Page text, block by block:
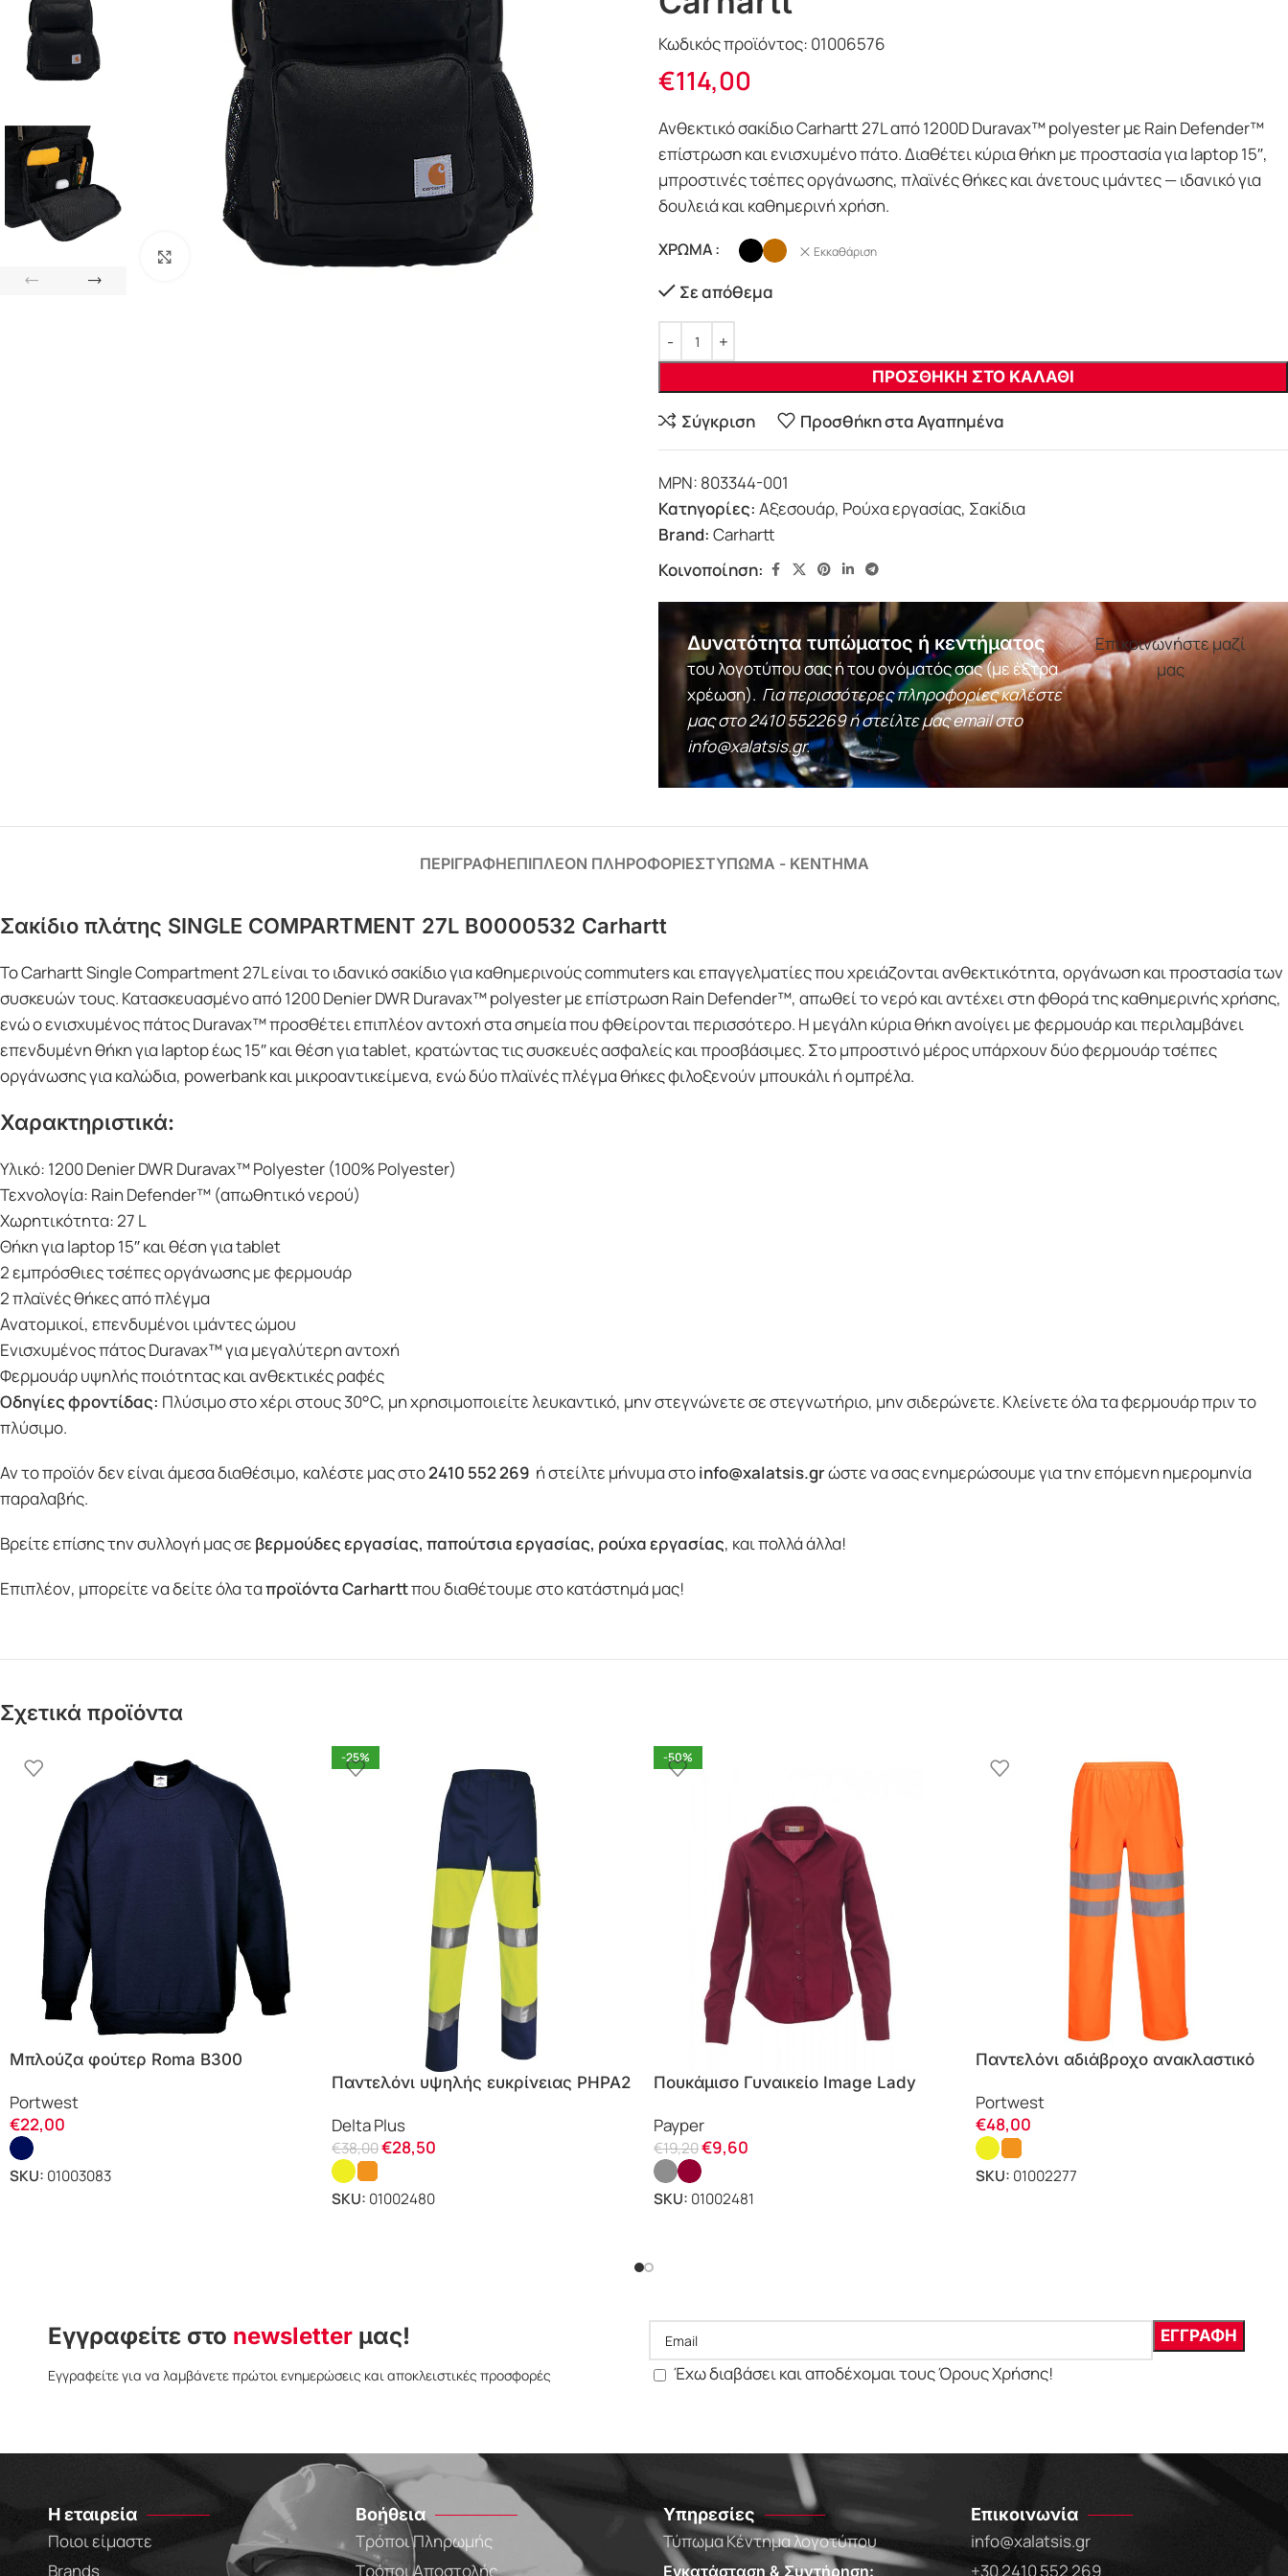
Click to enlarge
Κωδικός προϊόντος: 01006576
€114,00
Ανθεκτικό σακίδιο Carhartt 27L από 1200D Duravax™ polyester με Rain Defender™
επίστρωση και ενισχυμένο πάτο. Διαθέτει κύρια θήκη με προστασία για laptop 15″,
μπροστινές τσέπες οργάνωσης, πλαϊνές θήκες και άνετους ιμάντες — ιδανικό για
δουλειά και καθημερινή χρήση.
ΧΡΩΜΑ Εκκαθάριση
Σε απόθεμα
ΠΡΟΣΘΗΚΗ ΣΤΟ ΚΑΛΑΘΙ
Σύγκριση Προσθήκη στα Αγαπημένα
MPN: 803344-001
Κατηγορίες: Αξεσουάρ, Ρούχα εργασίας, Σακίδια
Brand: Carhartt
Κοινοποίηση:
Δυνατότητα τυπώματος ή κεντήματος
του λογοτύπου σας ή του ονόματός σας (με έξτρα
χρέωση). Για περισσότερες πληροφορίες καλέστε
μας στο2410 552269ή στείλτε μας email στο
info@xalatsis.gr.
Επικοινωνήστε μαζί
μας
ΠΕΡΙΓΡΑΦΗΕΠΙΠΛΕΟΝ ΠΛΗΡΟΦΟΡΙΕΣΤΥΠΩΜΑ - ΚΕΝΤΗΜΑ
Σακίδιο πλάτης SINGLE COMPARTMENT 27L B0000532 Carhartt
Το Carhartt Single Compartment 27L είναι το ιδανικό σακίδιο για καθημερινούς commuters και επαγγελματίες που χρειάζονται ανθεκτικότητα, οργάνωση και προστασία των
συσκευών τους. Κατασκευασμένο από 1200 Denier DWR Duravax™ polyester με επίστρωση Rain Defender™, απωθεί το νερό και αντέχει στη φθορά της καθημερινής χρήσης,
ενώ ο ενισχυμένος πάτος Duravax™ προσθέτει επιπλέον αντοχή στα σημεία που φθείρονται περισσότερο. Η μεγάλη κύρια θήκη ανοίγει με φερμουάρ και περιλαμβάνει
επενδυμένη θήκη για laptop έως 15″ και θέση για tablet, κρατώντας τις συσκευές ασφαλείς και προσβάσιμες. Στο μπροστινό μέρος υπάρχουν δύο φερμουάρ τσέπες
οργάνωσης για καλώδια, powerbank και μικροαντικείμενα, ενώ δύο πλαϊνές πλέγμα θήκες φιλοξενούν μπουκάλι ή ομπρέλα.
Χαρακτηριστικά:
Υλικό: 1200 Denier DWR Duravax™ Polyester (100% Polyester)
Τεχνολογία: Rain Defender™ (απωθητικό νερού)
Χωρητικότητα: 27 L
Θήκη για laptop 15″ και θέση για tablet
2 εμπρόσθιες τσέπες οργάνωσης με φερμουάρ
2 πλαϊνές θήκες από πλέγμα
Ανατομικοί, επενδυμένοι ιμάντες ώμου
Ενισχυμένος πάτος Duravax™ για μεγαλύτερη αντοχή
Φερμουάρ υψηλής ποιότητας και ανθεκτικές ραφές
Οδηγίες φροντίδας: Πλύσιμο στο χέρι στους 30°C, μη χρησιμοποιείτε λευκαντικό, μην στεγνώνετε σε στεγνωτήριο, μην σιδερώνετε. Κλείνετε όλα τα φερμουάρ πριν το
πλύσιμο.
Αν το προϊόν δεν είναι άμεσα διαθέσιμο, καλέστε μας στο2410 552 269 ή στείλτε μήνυμα στοinfo@xalatsis.grώστε να σας ενημερώσουμε για την επόμενη ημερομηνία
παραλαβής.
Βρείτε επίσης την συλλογή μας σε βερμούδες εργασίας, παπούτσια εργασίας, ρούχα εργασίας, και πολλά άλλα!
Επιπλέον, μπορείτε να δείτε όλα ταπροϊόνταCarharttπου διαθέτουμε στο κατάστημά μας!
Σχετικά προϊόντα
Μπλούζα φούτερ Roma B300
Portwest
€22,00
SKU: 01003083
-25%
Παντελόνι υψηλής ευκρίνειας PHPA2
Delta Plus
€38,00€28,50
SKU: 01002480
-50%
Πουκάμισο Γυναικείο Image Lady
Payper
€19,20€9,60
SKU: 01002481
Παντελόνι αδιάβροχο ανακλαστικό
Portwest
€48,00
SKU: 01002277
Εγγραφείτε στο newsletter μας!
Εγγραφείτε για να λαμβάνετε πρώτοι ενημερώσεις και αποκλειστικές προσφορές Έχω διαβάσει και αποδέχομαι τους Όρους Χρήσης!
Η εταιρεία
Ποιοι είμαστε
Brands
Βοήθεια
Τρόποι Πληρωμής
Τρόποι Αποστολής
Υπηρεσίες
Τύπωμα Κέντημα λογοτύπου
Εγκατάσταση & Συντήρηση:
Επικοινωνία
info@xalatsis.gr
+30 2410 552 269